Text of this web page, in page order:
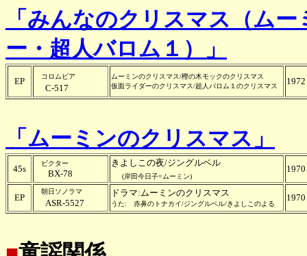
「みんなのクリスマス（ム
ー・超人バロム１）」
EP コロムビア
C-517
ムーミンのクリスマス/樫の木モックのクリスマス
仮面ライダーのクリスマス/超人バロム１のクリスマス
1972
「ムーミンのクリスマス」
45s
ビクター
BX-78
きよしこの夜/ジングルベル
(岸田今日子=ムーミン)
1970
EP
朝日ソノラマ
ASR-5527
ドラマ:ムーミンのクリスマス
うた: 赤鼻のトナカイ/ジングルベル/きよしこのよる
1970